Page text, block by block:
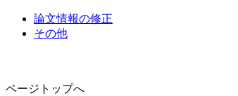
論文情報の修正
その他
ページトップへ